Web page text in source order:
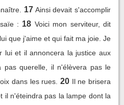
17 Ainsi devait s'accomplir
: 18 Voici mon serviteur, dit
que j'aime et qui fait ma joie. Je
lui et il annoncera la justice aux
pas querelle, il n'élèvera pas le
dans les rues. 20 Il ne brisera
il n'éteindra pas la lampe dont la